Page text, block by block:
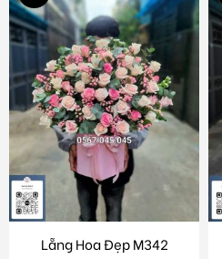
Lẵng Hoa Đẹp M342